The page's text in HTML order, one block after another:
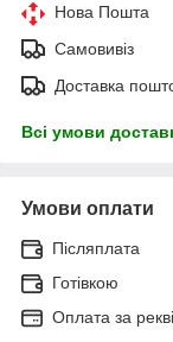
Нова Пошта
Самовивіз
Доставка
Всі умови
Умови оплати
Післяплата
Готівкою
Оплата за